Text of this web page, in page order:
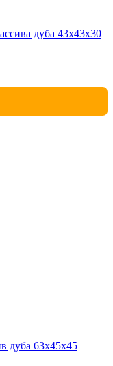
дуба 43х43х30
дуба 63х45х45